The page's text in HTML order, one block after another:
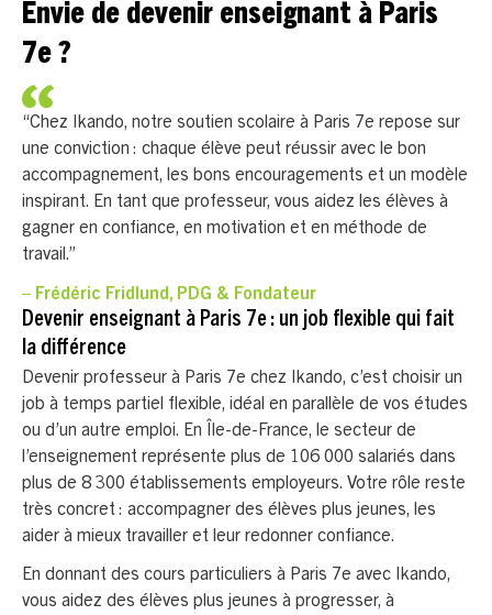
Envie de devenir enseignant à Paris
7e ?
“Chez Ikando, notre soutien scolaire à Paris 7e repose sur
une conviction : chaque élève peut réussir avec le bon
accompagnement, les bons encouragements et un modèle
inspirant. En tant que professeur, vous aidez les élèves à
gagner en confiance, en motivation et en méthode de
travail.”
– Frédéric Fridlund, PDG & Fondateur
Devenir enseignant à Paris 7e : un job flexible qui fait
la différence
Devenir professeur à Paris 7e chez Ikando, c’est choisir un
job à temps partiel flexible, idéal en parallèle de vos études
ou d’un autre emploi. En Île-de-France, le secteur de
l’enseignement représente plus de 106 000 salariés dans
plus de 8 300 établissements employeurs. Votre rôle reste
très concret : accompagner des élèves plus jeunes, les
aider à mieux travailler et leur redonner confiance.
En donnant des cours particuliers à Paris 7e avec Ikando,
vous aidez des élèves plus jeunes à progresser, à